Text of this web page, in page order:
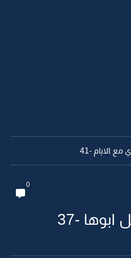
الايام -40
0
ابوها -37